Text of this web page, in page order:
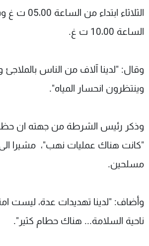
الثلاثاء
الساعة 10،00 ت غ.
وقال: "لدينا آلاف من الناس بالملاجئ
وينتظرون انحسار المياه".
وذكر رئيس الشرطة من جهته ان حظر
"كانت هناك عمليات نهب"، مشيرا
مسلحين.
وأضاف: "لدينا تهديدات عدة، ليست
ناحية السلامة... هناك حطام كثير".